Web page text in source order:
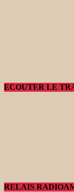
ECOUTER LE
RELAIS